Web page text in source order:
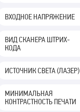
ВХОДНОЕ НАПРЯЖЕНИЕ
ВИД СКАНЕРА ШТРИХ-
КОДА
ИСТОЧНИК СВЕТА (ЛАЗЕР)
МИНИМАЛЬНАЯ
КОНТРАСТНОСТЬ ПЕЧАТИ